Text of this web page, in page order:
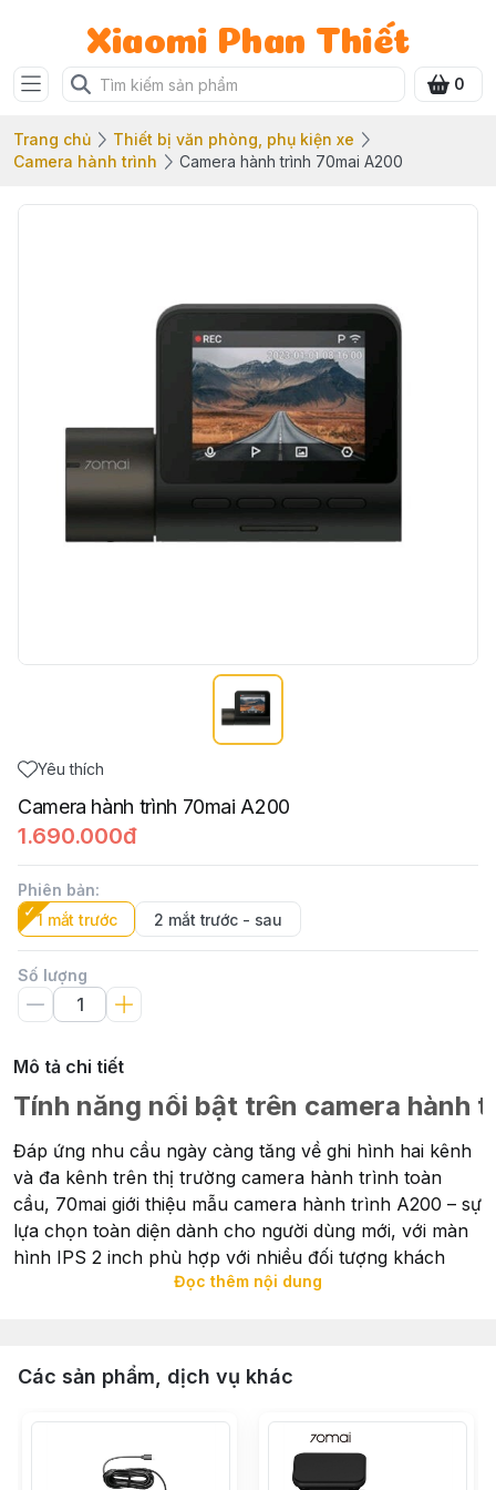
Xiaomi Phan Thiết
0
Trang chủ
Thiết bị văn phòng, phụ kiện xe
Camera hành trình
Camera hành trình 70mai A200
Yêu thích
Camera hành trình 70mai A200
1.690.000đ
Phiên bản:
1 mắt trước
2 mắt trước - sau
Số lượng
Mô tả chi tiết
Tính năng nổi bật trên camera hành
Đáp ứng nhu cầu ngày càng tăng về ghi hình hai kênh
và đa kênh trên thị trường camera hành trình toàn
cầu, 70mai giới thiệu mẫu camera hành trình A200 – sự
lựa chọn toàn diện dành cho người dùng mới, với màn
hình IPS 2 inch phù hợp với nhiều đối tượng khách
Trong khi các camera hành trình giá rẻ của 70mai đã
cộng đồng người dùng mạnh mẽ, 70mai còn tiến xa
hơn bằng việc thêm chức năng ghi hình phía sau mang
Đọc thêm nội dung
Các sản phẩm, dịch vụ khác